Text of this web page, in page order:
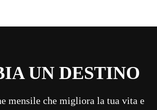
UN DESTINO
mensile che migliora la tua vita e